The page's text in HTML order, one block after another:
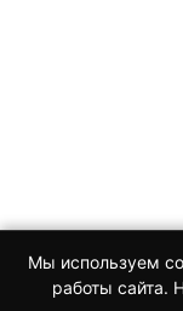
Мы используем
работы сайта.